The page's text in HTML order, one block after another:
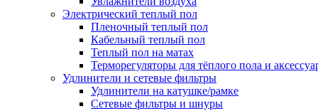
Электрический теплый пол
Пленочный теплый пол
Кабельный теплый пол
Теплый пол на матах
Терморегуляторы для тёплого пола и
Удлинители и сетевые фильтры
Удлинители на катушке/рамке
Сетевые фильтры и шнуры